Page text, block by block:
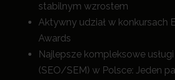
stabilnym wzrostem
Aktywny udział w konkursach
Awards
Najlepsze kompleksowe
(SEO/SEM) w Polsce: Jeden